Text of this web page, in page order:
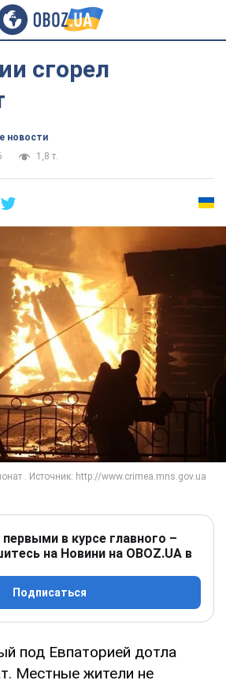
сгорел
новости
1,8 т.
первыми в курсе главного –
на Новини на OBOZ.UA в
Подписаться
под Евпаторией дотла
Местные жители не